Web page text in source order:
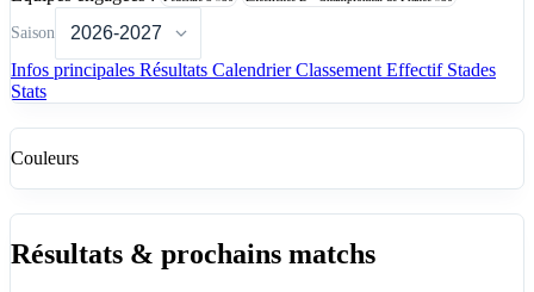
Saison
Infos principales Résultats CalendrierClassement Effectif Stades
Stats
Couleurs
Résultats & prochains matchs